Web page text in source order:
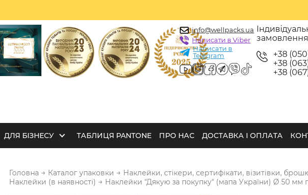
info@wellpacks.ua
Написати в Viber
Написати в
Telegram
замовлення
+38
+38
+38
ДЛЯ БІЗНЕСУ ТАБЛИЦЯ PANTONE ПРО НАС ДОСТАВКА І ОПЛАТА
Головна → Каталог упаковки → Наклейки, стікери, сертифікати, візитівки,
Наклейки (в наявності) → Наклейки "Дякую за покупку" (мапа України) Ø 50 мм